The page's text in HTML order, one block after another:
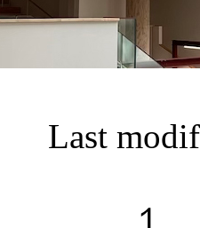
Last
１